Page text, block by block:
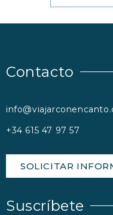
Contacto
+34 615 47 97 57
SOLICITAR
Suscríbete